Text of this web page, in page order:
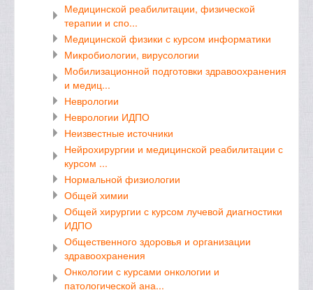
Медицинской реабилитации, физической
терапии и спо...
Медицинской физики с курсом информатики
Микробиологии, вирусологии
Мобилизационной подготовки здравоохранения
и медиц...
Неврологии
Неврологии ИДПО
Неизвестные источники
Нейрохирургии и медицинской реабилитации с
курсом ...
Нормальной физиологии
Общей химии
Общей хирургии с курсом лучевой диагностики
ИДПО
Общественного здоровья и организации
здравоохранения
Онкологии с курсами онкологии и
патологической ана...